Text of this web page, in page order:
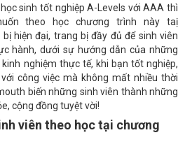
sinh tốt nghiệp A-Levels với AAA thì
theo học chương trình này taị
hiện đại, trang bị đầy đủ để sinh viên
hành, dưới sự hướng dẫn của những
nghiệm thực tế, khi bạn tốt nghiệp,
công việc mà không mất nhiều thời
biến những sinh viên thành những
cộng đồng tuyệt vời!
viên theo học tại chương